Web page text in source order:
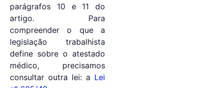
parágrafos 10 e 11 do
artigo. Para
compreender o que a
legislação trabalhista
define sobre o atestado
médico, precisamos
consultar outra lei: a Lei